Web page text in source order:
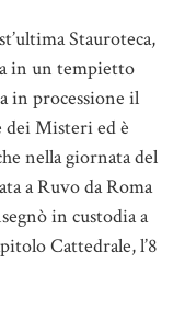
Stauroteca,
in un tempietto
in processione il
dei Misteri ed è
nella giornata del
a Ruvo da Roma
in custodia a
Cattedrale, l’8